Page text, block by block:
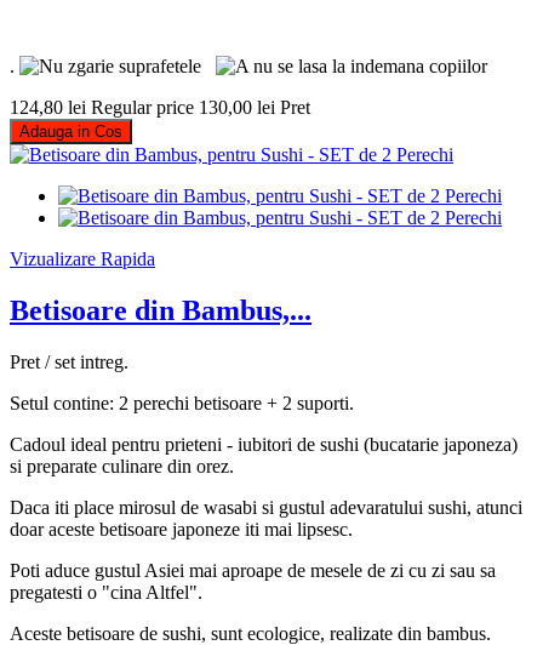
.
124,80 lei Regular price 130,00 lei Pret
Adauga in Cos
Vizualizare Rapida
Betisoare din Bambus,...
Pret / set intreg.
Setul contine: 2 perechi betisoare + 2 suporti.
Cadoul ideal pentru prieteni - iubitori de sushi (bucatarie japoneza)
si preparate culinare din orez.
Daca iti place mirosul de wasabi si gustul adevaratului sushi, atunci
doar aceste betisoare japoneze iti mai lipsesc.
Poti aduce gustul Asiei mai aproape de mesele de zi cu zi sau sa
pregatesti o "cina Altfel".
Aceste betisoare de sushi, sunt ecologice, realizate din bambus.